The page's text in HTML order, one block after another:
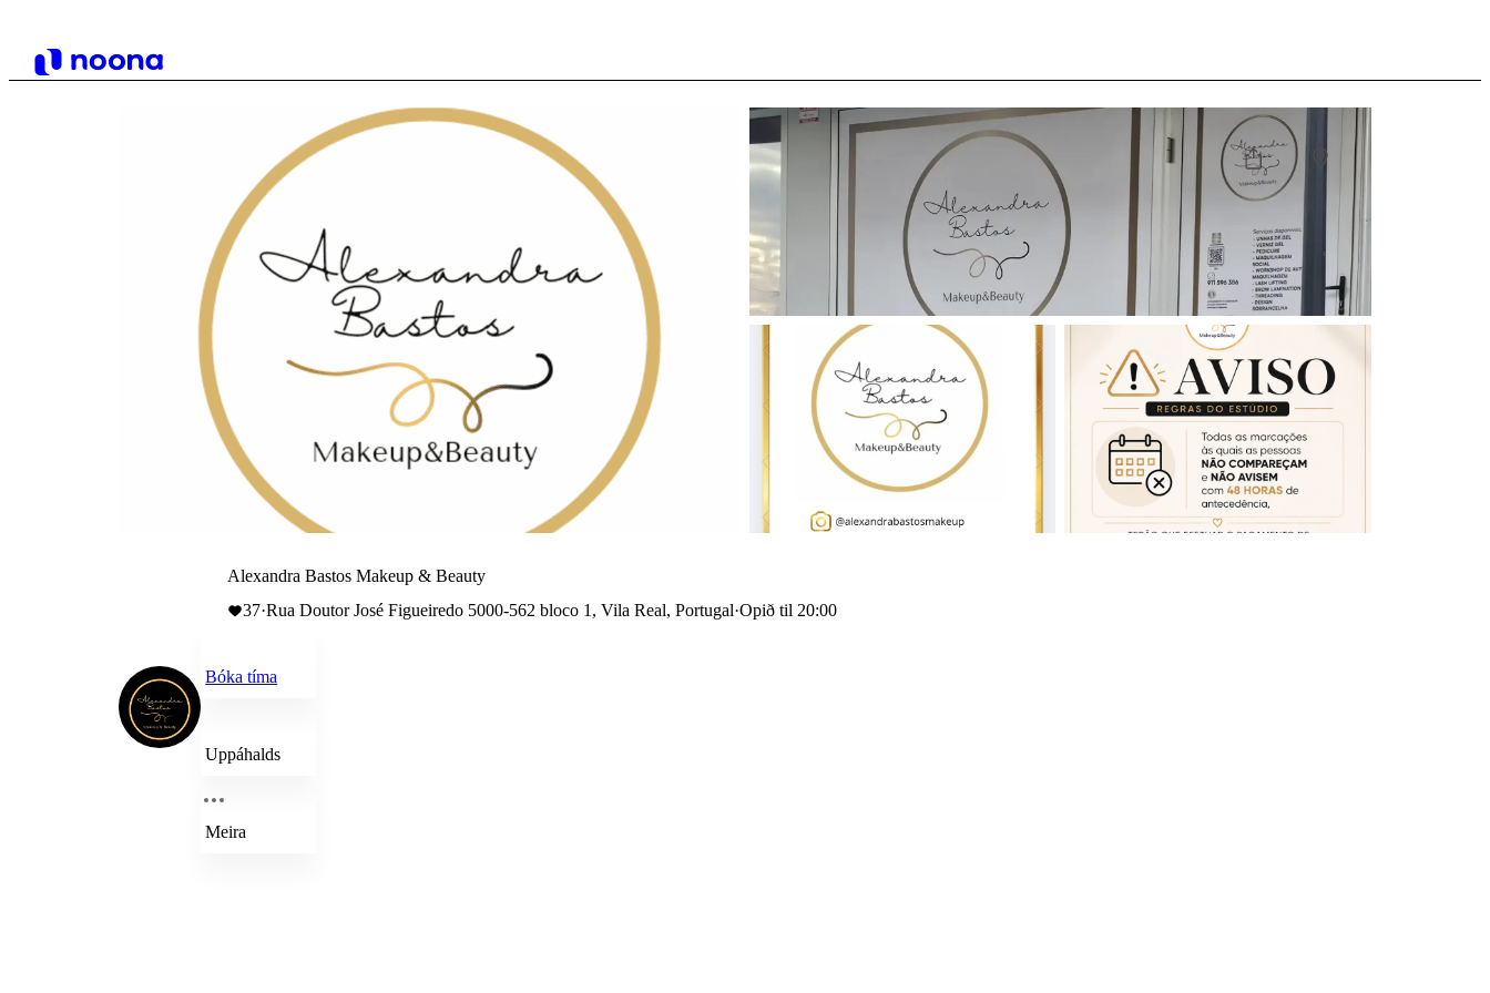
Alexandra Bastos Makeup & Beauty
37·Rua Doutor José Figueiredo 5000-562 bloco 1, Vila Real, Portugal·Opið til 20:00
Bóka tíma
Uppáhalds
Meira